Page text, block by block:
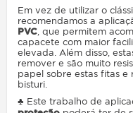
Em vez de utilizar o
recomendamos a
PVC, que permitem
capacete com maior
elevada. Além disso,
remover e são muito
papel sobre estas fitas e
bisturi.
♣ Este trabalho de